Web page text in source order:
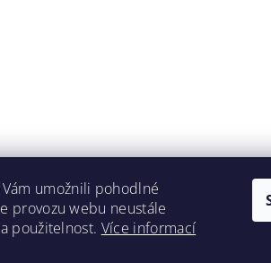
umožnili pohodlné
provozu webu neustále
použitelnost. Více informací